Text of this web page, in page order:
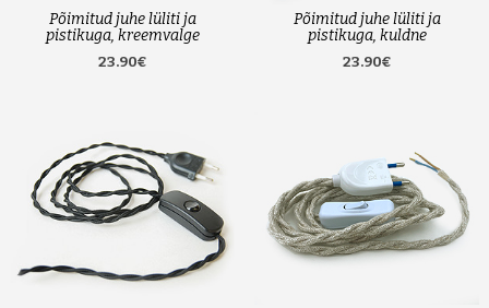
Põimitud juhe lüliti ja
pistikuga, kreemvalge
23.90€
Põimitud juhe lüliti ja
pistikuga, kuldne
23.90€